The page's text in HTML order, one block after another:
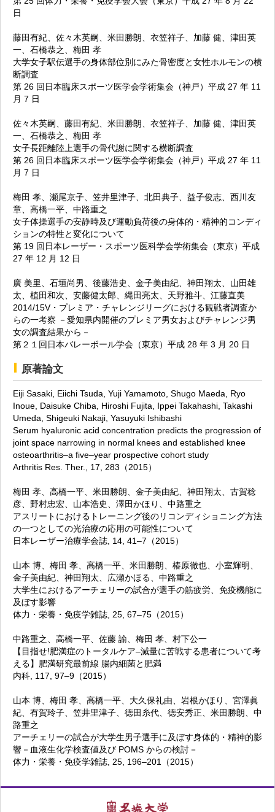
日
藤田有紀、佐々木英嗣、米田勝朗、衣笠祥子、加藤 健、津田英
一、石橋恭之、梅田 孝
大学女子駅伝選手の身体部位別にみた骨密度と女性ホルモンの横
断調査
第 26 回日本臨床スポーツ医学会学術集会（神戸）平成 27 年 11
月 7 日
佐々木英嗣、藤田有紀、米田勝朗、衣笠祥子、加藤 健、津田英
一、石橋恭之、梅田 孝
女子長距離陸上選手の骨代謝に関する横断調査
第 26 回日本臨床スポーツ医学会学術集会（神戸）平成 27 年 11
月 7 日
梅田 孝、瀬尾京子、笠井里津子、北田典子、益子俊志、西川友
章、高橋一平、中路重之
女子体操選手の安静時及び運動負荷後の身体的・精神的コンディ
ションの特性と変化について
第 19 回日本レーザー・スポーツ医科学会学術集会（東京）平成
27 年 12 月 12 日
廣 美里、石垣尚男、後藤浩史、金子美由紀、神田翔太、山田雄
太、植田和次、安藤健太郎、縄田亮太、天野雅斗、江藤直美
2014/15V・プレミア・チャレンジリーグにおける観戦者調査か
らの一考察 －愛知県内開催のプレミア男女およびチャレンジ男
女の調査結果から－
第２１回日本バレーボール学会（東京）平成 28 年 3 月 20 日
原著論文
Eiji Sasaki, Eiichi Tsuda, Yuji Yamamoto, Shugo Maeda, Ryo
Inoue, Daisuke Chiba, Hiroshi Fujita, Ippei Takahashi, Takashi
Umeda, Shigeuki Nakaji, Yasuyuki Ishibashi
Serum hyaluronic acid concentration predicts the progression of
joint space narrowing in normal knees and established knee
osteoarthritis–a five–year prospective cohort study
Arthritis Res. Ther., 17, 283（2015）
梅田 孝、高橋一平、米田勝朗、金子美由紀、神田翔太、古賀稔
彦、野村忠宏、山本浩史、澤田かほり、中路重之
アスリートにおけるトレーニング後のリコンディショニング方法
の一つとしての光治療の応用の可能性について
日本レーザー治療学会誌, 14, 41–7（2015）
山本 博、梅田 孝、高橋一平、米田勝朗、椿原徹也、小室輝明、
金子美由紀、神田翔太、広瀬かほる、中路重之
大学生におけるアーチェリーの試合が選手の筋疲労、免疫機能に
及ぼす影響
体力・栄養・免疫学雑誌, 25, 67–75（2015）
中路重之、高橋一平、佐藤 諭、梅田 孝、村下公一
【目指せ!肥満症のトータルケア–減量に苦戦する患者について考
える】肥満研究最前線 腸内細菌と肥満
内科, 117, 97–9（2015）
山本 博、梅田 孝、高橋一平、大久保礼由、岩根かほり、宮澤眞
紀、有賀玲子、笠井里津子、徳田糸代、徳安秀正、米田勝朗、中
路重之
アーチェリーの試合が大学生男子選手に及ぼす身体的・精神的影
響－血液生化学検査値及び POMS からの検討－
体力・栄養・免疫学雑誌, 25, 196–201（2015）